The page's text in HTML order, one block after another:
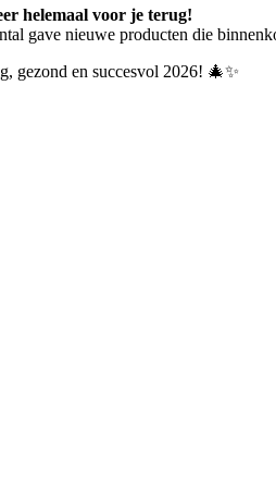
helemaal voor je terug!
gave nieuwe producten die
gezond en succesvol 2026! 🎄✨